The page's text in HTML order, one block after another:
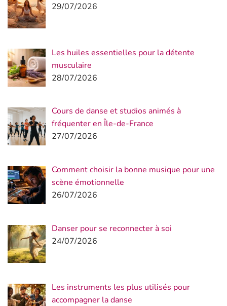
29/07/2026
Les huiles essentielles pour la détente
musculaire
28/07/2026
Cours de danse et studios animés à
fréquenter en Île-de-France
27/07/2026
Comment choisir la bonne musique pour une
scène émotionnelle
26/07/2026
Danser pour se reconnecter à soi
24/07/2026
Les instruments les plus utilisés pour
accompagner la danse